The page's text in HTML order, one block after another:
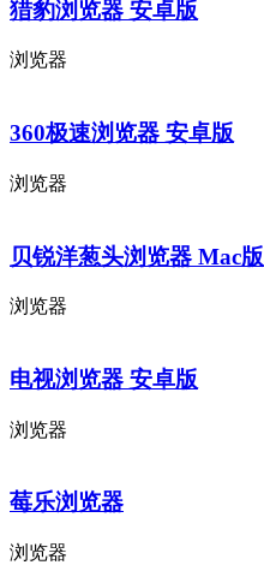
猎豹浏览器 安卓版
浏览器
360极速浏览器 安卓版
浏览器
贝锐洋葱头浏览器 Mac版
浏览器
电视浏览器 安卓版
浏览器
莓乐浏览器
浏览器